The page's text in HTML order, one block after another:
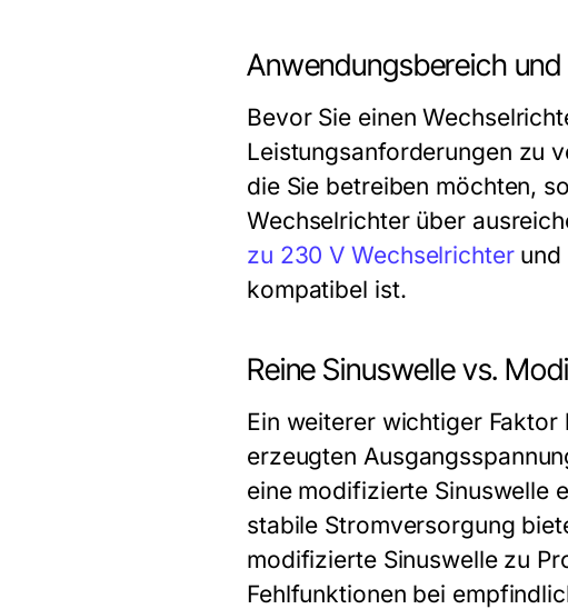
Anwendungsbereich
Bevor Sie einen
Leistungsanforderungen zu
die Sie betreiben möchten,
Wechselrichter über
zu 230 V Wechselrichterund
kompatibel ist.
Reine Sinuswelle vs.
Ein weiterer wichtiger Faktor
erzeugten
eine modifizierte Sinuswelle
stabile Stromversorgung
modifizierte Sinuswelle zu
Fehlfunktionen bei